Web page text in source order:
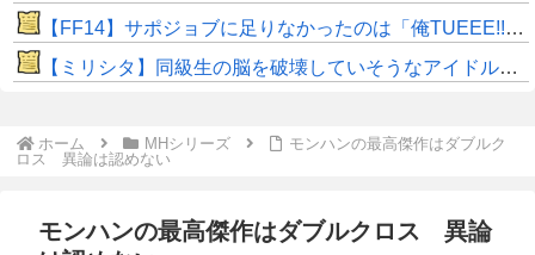
​【FF14】サポジョブに足りなかったのは「俺TUEEE!!」感！？もっとヒカセンを無双させてくれｗｗ
【ミリシタ】同級生の脳を破壊していそうなアイドルちゃん🧠⚡
ホーム MHシリーズ
モンハンの最高傑作はダブルク
ロス 異論は認めない
モンハンの最高傑作はダブルクロス 異論